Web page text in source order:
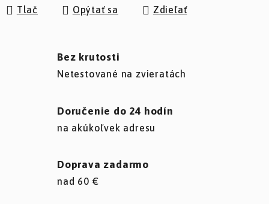
Tlač Opýtať sa Zdieľať
Bez krutosti
Netestované na zvieratách
Doručenie do 24 hodín
na akúkoľvek adresu
Doprava zadarmo
nad 60 €